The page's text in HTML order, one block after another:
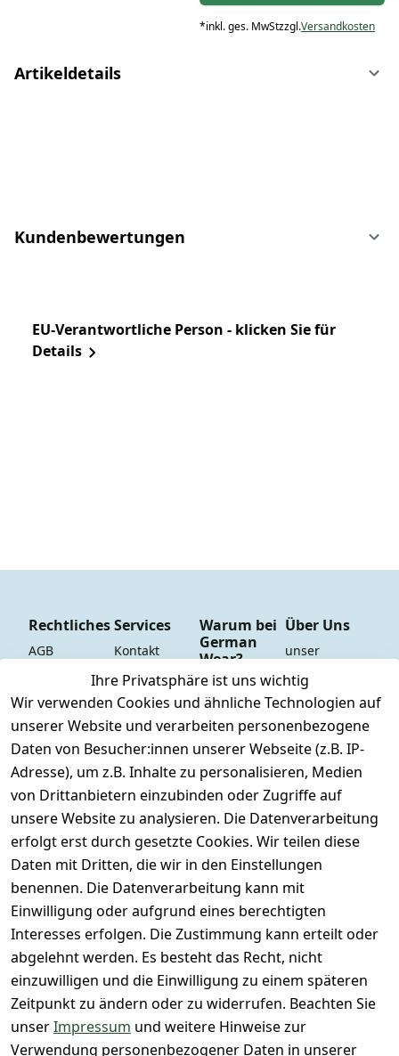
*inkl. ges. MwStzzgl.Versandkosten
Artikeldetails
Kundenbewertungen
EU-Verantwortliche Person - klicken Sie für
Details
Ihre Privatsphäre ist uns wichtig
Wir verwenden Cookies und ähnliche Technologien auf
unserer Website und verarbeiten personenbezogene
Daten von Besucher:innen unserer Webseite (z.B. IP-
Adresse), um z.B. Inhalte zu personalisieren, Medien
von Drittanbietern einzubinden oder Zugriffe auf
unsere Website zu analysieren. Die Datenverarbeitung
erfolgt erst durch gesetzte Cookies. Wir teilen diese
Daten mit Dritten, die wir in den Einstellungen
benennen. Die Datenverarbeitung kann mit
Einwilligung oder aufgrund eines berechtigten
Interesses erfolgen. Die Zustimmung kann erteilt oder
abgelehnt werden. Es besteht das Recht, nicht
einzuwilligen und die Einwilligung zu einem späteren
Zeitpunkt zu ändern oder zu widerrufen. Beachten Sie
unserImpressum und weitere Hinweise zur
Verwendung personenbezogener Daten in unserer
Rechtliches
AGB
Impressum
Datenschutze
rklärung
Barrierefreihe
itserklärung
Widerrufsrec
ht
Vertrag
widerrufen
Services
Kontakt
Registrieren
Versand &
Versandkoste
n
Retoure &
Rücksendung
Rücksendeeti
kett drucken
(Inland)
FAQs - Häufig
gestellte
Fragen
Konfektionsgr
ößen
Lagerverkauf
- unser Laden
Warum bei
German
Wear?
Dauer
Tiefpreisgara
ntie*
Express-24h-
Versand
24/7 aktueller
Warenbestan
d
+ 95% aus
eigener
Herstellung
+ 60 Jahre
Geschäftserfa
hrung
Über Uns
unser
YouTube-
Kanal
unsere
Facebook-
Seite
unsere
Damen &
Herren
unsere
Gutscheine &
SALE
Whatsapp Nr.:
+49511676950
14
Lagerverkauf:
Ikarusallee